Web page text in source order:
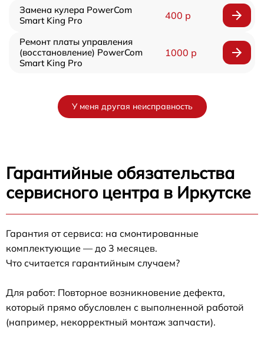
Замена кулера PowerCom
Smart King Pro
400 р
Ремонт платы управления
(восстановление) PowerCom
Smart King Pro
1000 р
У меня другая неисправность
Гарантийные обязательства
сервисного центра в Иркутске
Гарантия от сервиса: на смонтированные
комплектующие — до 3 месяцев.
Что считается гарантийным случаем?
Для работ: Повторное возникновение дефекта,
который прямо обусловлен с выполненной работой
(например, некорректный монтаж запчасти).